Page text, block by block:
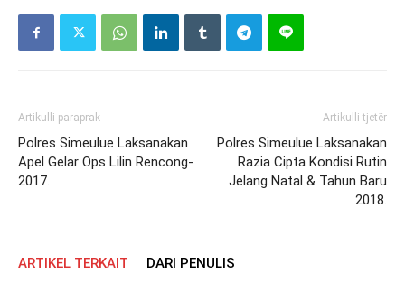
Artikulli paraprak
Polres Simeulue Laksanakan
Apel Gelar Ops Lilin Rencong-
2017.
Artikulli tjetër
Polres Simeulue Laksanakan
Razia Cipta Kondisi Rutin
Jelang Natal & Tahun Baru
2018.
ARTIKEL TERKAIT DARI PENULIS